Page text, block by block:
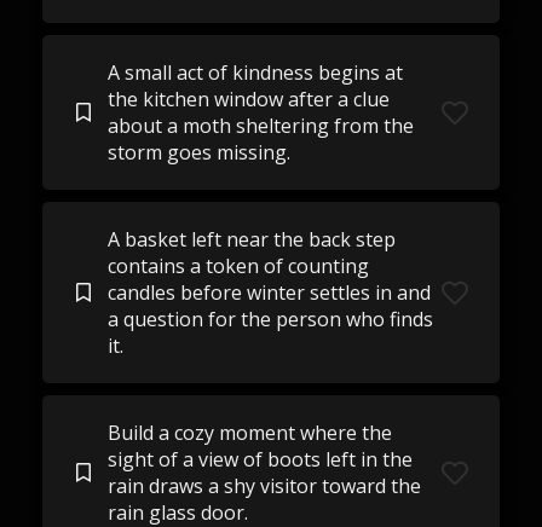
A small act of kindness begins at
the kitchen window after a clue
about a moth sheltering from the
storm goes missing.
A basket left near the back step
contains a token of counting
candles before winter settles in and
a question for the person who finds
it.
Build a cozy moment where the
sight of a view of boots left in the
rain draws a shy visitor toward the
rain glass door.